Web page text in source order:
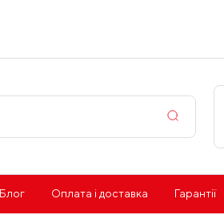
Блог Оплата і доставка Гарантії